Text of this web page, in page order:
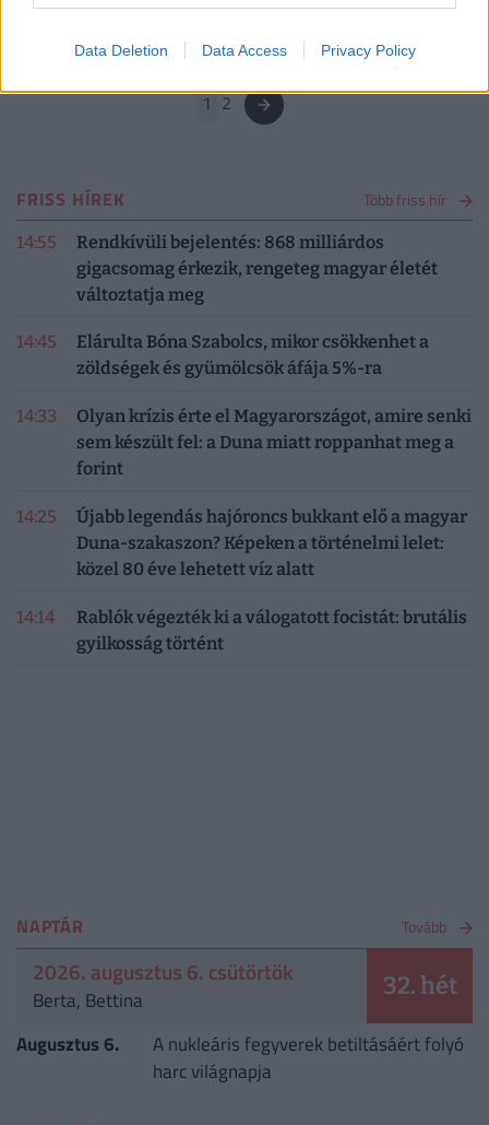
Data Deletion Data Access Privacy Policy
1 2
FRISS HÍREK Több friss hír
14:55
Rendkívüli bejelentés: 868 milliárdos
gigacsomag érkezik, rengeteg magyar életét
változtatja meg
14:45
Elárulta Bóna Szabolcs, mikor csökkenhet a
zöldségek és gyümölcsök áfája 5%-ra
14:33
Olyan krízis érte el Magyarországot, amire senki
sem készült fel: a Duna miatt roppanhat meg a
forint
14:25
Újabb legendás hajóroncs bukkant elő a magyar
Duna-szakaszon? Képeken a történelmi lelet:
közel 80 éve lehetett víz alatt
14:14
Rablók végezték ki a válogatott focistát: brutális
gyilkosság történt
NAPTÁR Tovább
2026. augusztus 6. csütörtök
Berta, Bettina 32. hét
Augusztus 6.
A nukleáris fegyverek betiltásáért folyó
harc világnapja